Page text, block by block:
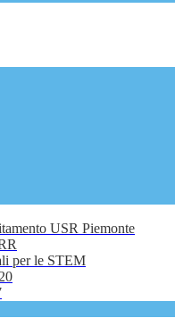
USR Piemonte
per le STEM